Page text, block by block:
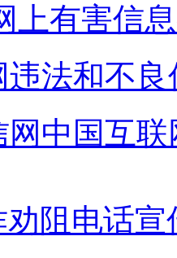
上有害信
违法和不
中国互
劝阻电话宣